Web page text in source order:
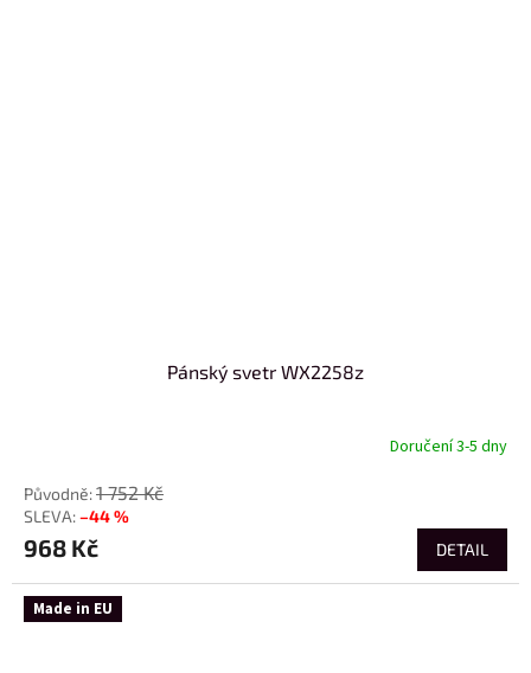
Pánský svetr WX2258z
Doručení 3-5 dny
1 752 Kč
–44 %
968 Kč DETAIL
Made in EU